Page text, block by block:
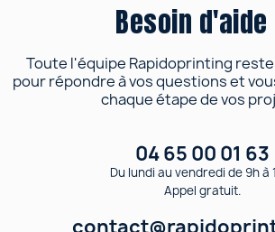
Besoin d'aide
Toute l'équipe Rapidoprinting
pour répondre à vos questions et
chaque étape de vos
04 65 00 01 63
Du lundi au vendredi de 9h à
Appel gratuit.